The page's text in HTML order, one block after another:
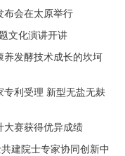
布会在太原举行
文化演讲开讲
养发酵技术成长的坎坷
专利受理 新型无盐无麸
大赛获得优异成绩
建院士专家协同创新中